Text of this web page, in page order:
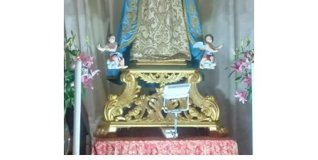
ILREGGINO.IT
COSENZACHANNEL.IT
ILVIBONESE.IT
CATANZAROCHANNEL.IT
LACAPITALENEWS.IT